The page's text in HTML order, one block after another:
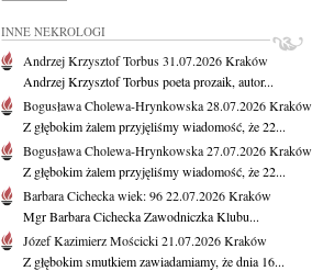
INNE NEKROLOGI
Andrzej Krzysztof Torbus31.07.2026Kraków
Andrzej Krzysztof Torbus poeta prozaik, autor...
Bogusława Cholewa-Hrynkowska28.07.2026Kraków
Z głębokim żalem przyjęliśmy wiadomość, że 22...
Bogusława Cholewa-Hrynkowska27.07.2026Kraków
Z głębokim żalem przyjęliśmy wiadomość, że 22...
Barbara Cicheckawiek: 9622.07.2026Kraków
Mgr Barbara Cichecka Zawodniczka Klubu...
Józef Kazimierz Mościcki21.07.2026Kraków
Z głębokim smutkiem zawiadamiamy, że dnia 16...